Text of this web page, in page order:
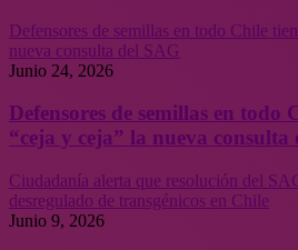
Defensores de semillas en todo Chile
nueva consulta del SAG
Junio 24, 2026
Defensores de semillas en todo
“ceja y ceja” la nueva consulta
Ciudadanía alerta que resolución del
desregulado de transgénicos en Chile
Junio 9, 2026